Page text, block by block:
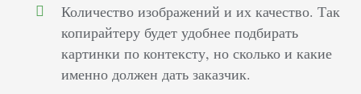
Количество изображений и их качество. Так
копирайтеру будет удобнее подбирать
картинки по контексту, но сколько и какие
именно должен дать заказчик.